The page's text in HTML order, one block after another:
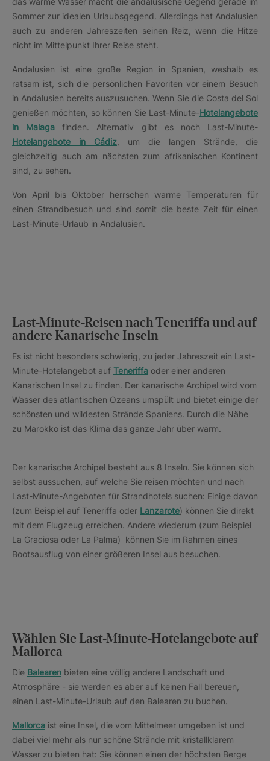
Sommer zur idealen Urlaubsgegend. Allerdings hat Andalusien
auch zu anderen Jahreszeiten seinen Reiz, wenn die Hitze
nicht im Mittelpunkt Ihrer Reise steht.
Andalusien ist eine große Region in Spanien, weshalb es
ratsam ist, sich die persönlichen Favoriten vor einem Besuch
in Andalusien bereits auszusuchen. Wenn Sie die Costa del Sol
genießen möchten, so können Sie Last-Minute-Hotelangebote
in Malaga finden. Alternativ gibt es noch Last-Minute-
Hotelangebote in Cádiz , um die langen Strände, die
gleichzeitig auch am nächsten zum afrikanischen Kontinent
sind, zu sehen.
Von April bis Oktober herrschen warme Temperaturen für
einen Strandbesuch und sind somit die beste Zeit für einen
Last-Minute-Urlaub in Andalusien.
Last-Minute-Reisen nach Teneriffa und auf
andere Kanarische Inseln
Es ist nicht besonders schwierig, zu jeder Jahreszeit ein Last-
Minute-Hotelangebot auf Teneriffa oder einer anderen
Kanarischen Insel zu finden. Der kanarische Archipel wird vom
Wasser des atlantischen Ozeans umspült und bietet einige der
schönsten und wildesten Strände Spaniens. Durch die Nähe
zu Marokko ist das Klima das ganze Jahr über warm.
Der kanarische Archipel besteht aus 8 Inseln. Sie können sich
selbst aussuchen, auf welche Sie reisen möchten und nach
Last-Minute-Angeboten für Strandhotels suchen: Einige davon
(zum Beispiel auf Teneriffa oder Lanzarote) können Sie direkt
mit dem Flugzeug erreichen. Andere wiederum (zum Beispiel
La Graciosa oder La Palma) können Sie im Rahmen eines
Bootsausflug von einer größeren Insel aus besuchen.
Wählen Sie Last-Minute-Hotelangebote auf
Mallorca
Die Balearen bieten eine völlig andere Landschaft und
Atmosphäre - sie werden es aber auf keinen Fall bereuen,
einen Last-Minute-Urlaub auf den Balearen zu buchen.
Mallorca ist eine Insel, die vom Mittelmeer umgeben ist und
dabei viel mehr als nur schöne Strände mit kristallklarem
Wasser zu bieten hat: Sie können einen der höchsten Berge